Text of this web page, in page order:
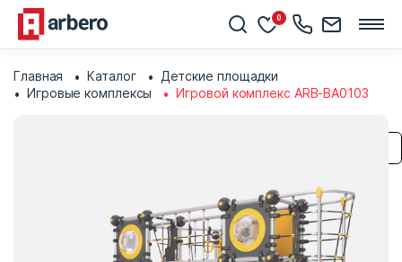
0
Главная Каталог
Детские площадки
Игровые комплексы
Игровой комплекс ARB-BA0103